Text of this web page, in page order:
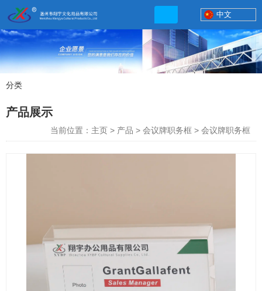
联系电话
中文
分类
产品展示
当前位置：主页 > 产品 > 会议牌职务框 > 会议牌职务框